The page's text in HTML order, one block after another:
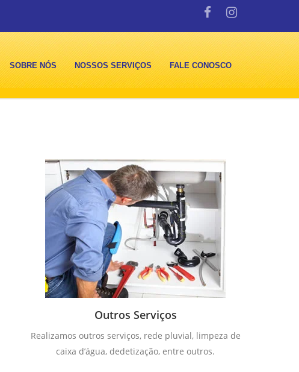
SOBRE NÓS NOSSOS SERVIÇOS FALE CONOSCO
Outros Serviços
Realizamos outros serviços, rede pluvial, limpeza de
caixa d’água, dedetização, entre outros.